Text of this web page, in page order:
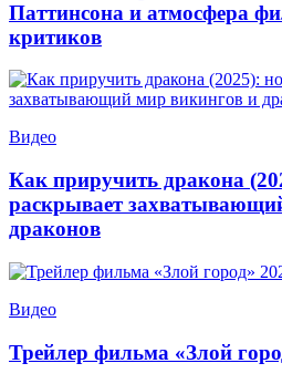
Паттинсона и атмосфера
критиков
Видео
Как приручить дракона
раскрывает
драконов
Видео
Трейлер фильма «Злой